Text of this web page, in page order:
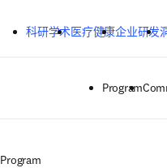
跳转到主内容
科研学术医疗健康企业研发
Program
Program